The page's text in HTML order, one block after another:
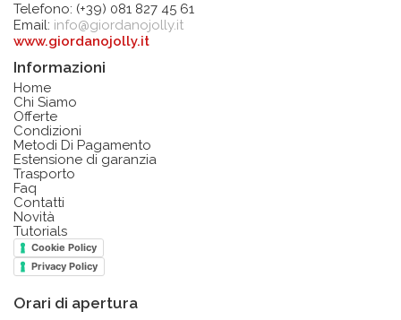
Telefono: (+39) 081 827 45 61
Email: info@giordanojolly.it
www.giordanojolly.it
Informazioni
Home
Chi Siamo
Offerte
Condizioni
Metodi Di Pagamento
Estensione di garanzia
Trasporto
Faq
Contatti
Novità
Tutorials
Cookie Policy
Privacy Policy
Orari di apertura